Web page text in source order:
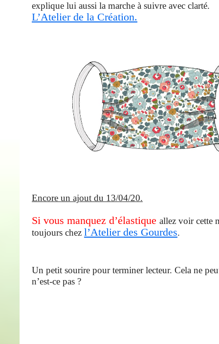
explique lui aussi la marche à suivre avec clarté.
L’Atelier de la Création.
Encore un ajout du 13/04/20.
Si vous manquez d’élastique allez voir cette
toujours chez l’Atelier des Gourdes.
Un petit sourire pour terminer lecteur. Cela ne
n’est-ce pas ?